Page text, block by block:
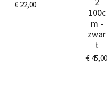
€ 22,00
100c
m -
zwar
t
€ 45,00